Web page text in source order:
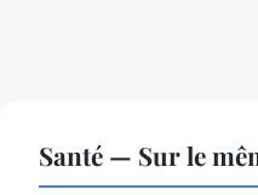
Santé — Sur le